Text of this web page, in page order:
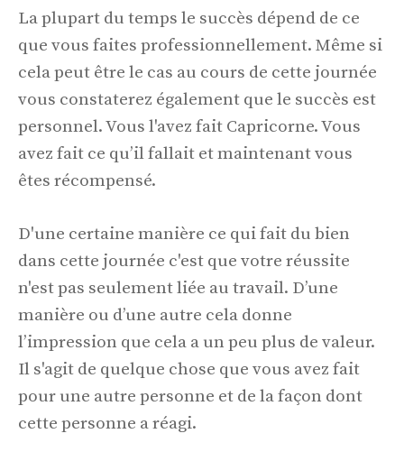
La plupart du temps le succès dépend de ce
que vous faites professionnellement. Même si
cela peut être le cas au cours de cette journée
vous constaterez également que le succès est
personnel. Vous l'avez fait Capricorne. Vous
avez fait ce qu’il fallait et maintenant vous
êtes récompensé.
D'une certaine manière ce qui fait du bien
dans cette journée c'est que votre réussite
n'est pas seulement liée au travail. D’une
manière ou d’une autre cela donne
l’impression que cela a un peu plus de valeur.
Il s'agit de quelque chose que vous avez fait
pour une autre personne et de la façon dont
cette personne a réagi.